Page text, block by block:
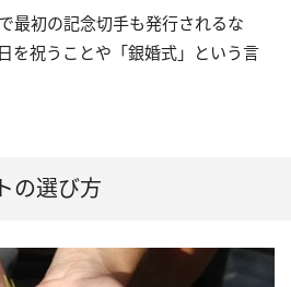
最初の記念切手も発行されるな
を祝うことや「銀婚式」という言
の選び方